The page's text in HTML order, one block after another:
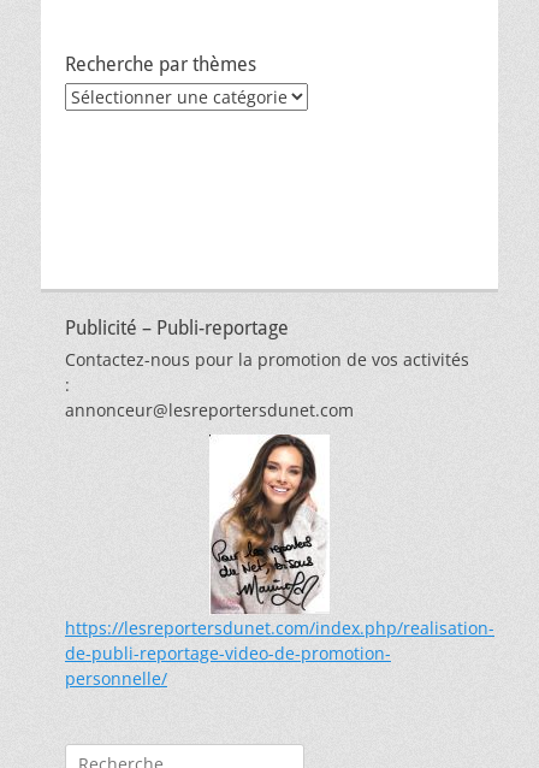
Recherche par thèmes
Recherche
Publicité – Publi-reportage
Contactez-nous pour la promotion de vos activités
:
annonceur@lesreportersdunet.com
https://lesreportersdunet.com/index.php/realisation-
de-publi-reportage-video-de-promotion-
personnelle/
Rechercher :